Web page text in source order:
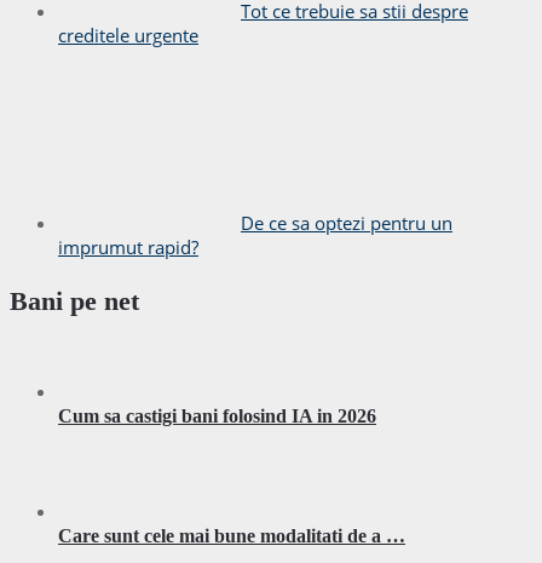
Tot ce trebuie sa stii despre
creditele urgente
De ce sa optezi pentru un
imprumut rapid?
Bani pe net
Cum sa castigi bani folosind IA in 2026
Care sunt cele mai bune modalitati de a …